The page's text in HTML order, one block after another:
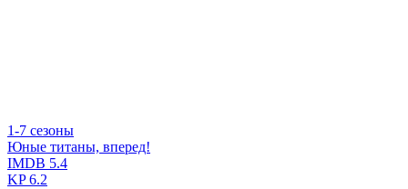
1-7 сезоны
Юные титаны, вперед!
IMDB 5.4
KP6.2